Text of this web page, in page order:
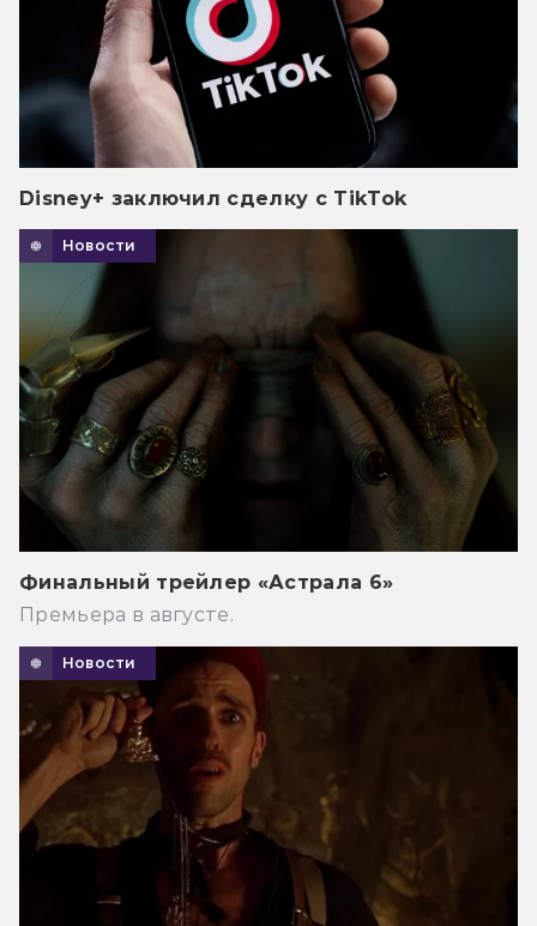
Disney+ заключил сделку с TikTok
Новости
Финальный трейлер «Астрала 6»
Премьера в августе.
Новости